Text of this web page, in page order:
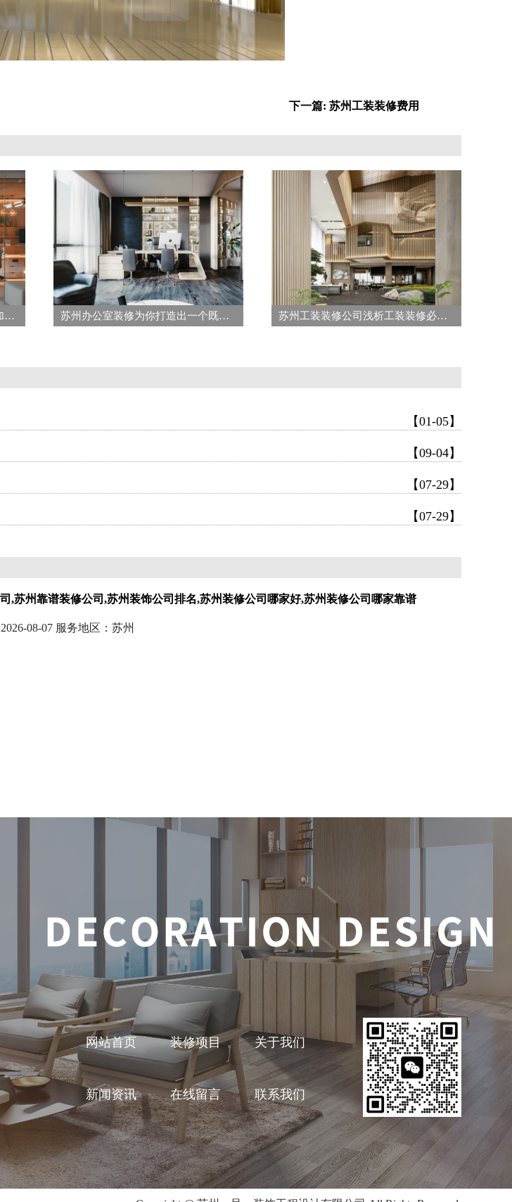
下一篇: 苏州工装装修费用
苏州靠谱装修公司-怎样装修出更加舒适的办公室装修 苏州办公室装修为你打造出一个既美观又实用的办公空间 苏州工装装修公司浅析工装装修必须关注的核心细节事项
【01-05】
【09-04】
【07-29】
【07-29】
苏州靠谱装修公司,苏州装饰公司排名,苏州装修公司哪家好,苏州装修公司哪家靠谱
08-07 服务地区：苏州
网站首页 装修项目 关于我们
新闻资讯 在线留言 联系我们